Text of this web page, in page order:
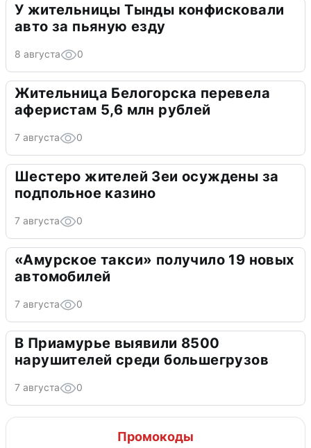
У жительницы Тынды конфисковали
авто за пьяную езду
8 августа 0
Жительница Белогорска перевела
аферистам 5,6 млн рублей
7 августа 0
Шестеро жителей Зеи осуждены за
подпольное казино
7 августа 0
«Амурское такси» получило 19 новых
автомобилей
7 августа 0
В Приамурье выявили 8500
нарушителей среди большегрузов
7 августа 0
Промокоды